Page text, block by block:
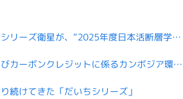
「だいち」シリーズ衛星が、“2025年度日本活断層学会賞“を受賞しました
グリーン及びカーボンクレジットに係るカンボジア環境大臣との会談及び日カンボジア経済共創イベントの実施について
続けてきた「だいちシリーズ」